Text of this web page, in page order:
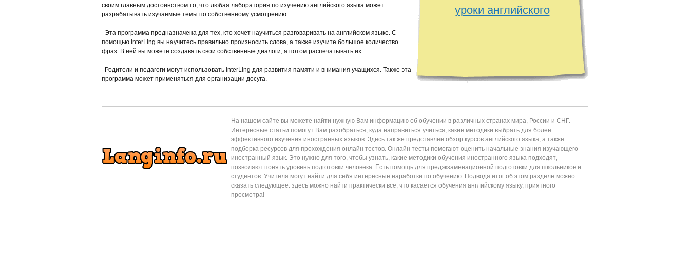
уроки английского
своим главным достоинством то, что любая лаборатория по изучению английского языка может
разрабатывать изучаемые темы по собственному усмотрению.
Эта программа предназначена для тех, кто хочет научиться разговаривать на английском языке. С
помощью InterLing вы научитесь правильно произносить слова, а также изучите большое количество
фраз. В ней вы можете создавать свои собственные диалоги, а потом распечатывать их.
Родители и педагоги могут использовать InterLing для развития памяти и внимания учащихся. Также эта
программа может применяться для организации досуга.
На нашем сайте вы можете найти нужную Вам информацию об обучении в различных странах мира, России и СНГ.
Интересные статьи помогут Вам разобраться, куда направиться учиться, какие методики выбрать для более
эффективного изучения иностранных языков. Здесь так же представлен обзор курсов английского языка, а также
подборка ресурсов для прохождения онлайн тестов. Онлайн тесты помогают оценить начальные знания изучающего
иностранный язык. Это нужно для того, чтобы узнать, какие методики обучения иностранного языка подходят,
позволяют понять уровень подготовки человека. Есть помощь для предэкзаменационной подготовки для школьников и
студентов. Учителя могут найти для себя интересные наработки по обучению. Подводя итог об этом разделе можно
сказать следующее: здесь можно найти практически все, что касается обучения английскому языку, приятного
просмотра!